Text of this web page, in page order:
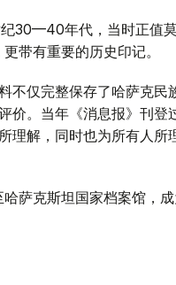
30—40年代，当时正值
带有重要的历史印记。
不仅完整保存了哈萨克
价。当年《消息报》刊登
理解，同时也为所有人
萨克斯坦国家档案馆，成